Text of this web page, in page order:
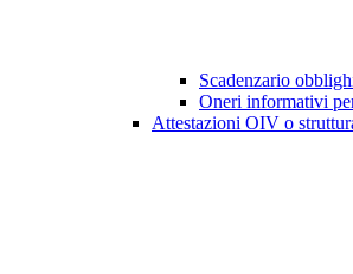
Scadenzario
Oneri informativi
Attestazioni OIV o